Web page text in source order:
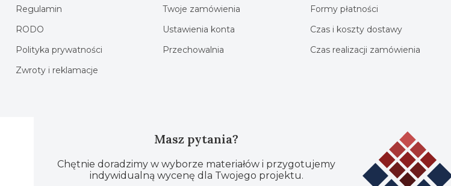
Regulamin
RODO
Polityka prywatności
Zwroty i reklamacje
Twoje zamówienia
Ustawienia konta
Przechowalnia
Formy płatności
Czas i koszty dostawy
Czas realizacji zamówienia
Masz pytania?
Chętnie doradzimy w wyborze materiałów i przygotujemy
indywidualną wycenę dla Twojego projektu.